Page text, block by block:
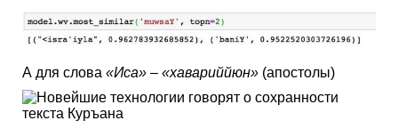
А для слова «Иса» – «хавариййюн» (апостолы)